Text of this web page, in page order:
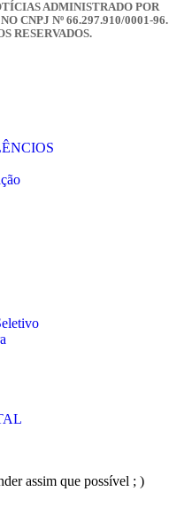
ADMINISTRADO POR
CNPJ Nº 66.297.910/0001-96.
RESERVADOS.
assim que possível ; )